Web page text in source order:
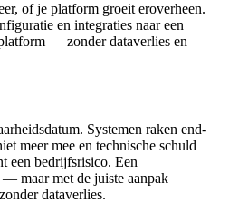
of je platform groeit eroverheen.
en integraties naar een
— zonder dataverlies en
Systemen raken end-
meer mee en technische schuld
een bedrijfsrisico. Een
maar met de juiste aanpak
dataverlies.